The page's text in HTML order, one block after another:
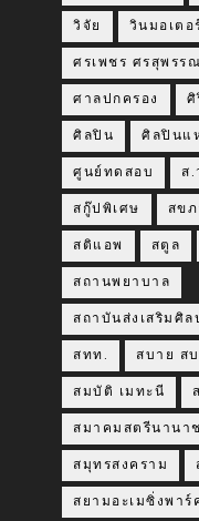
วิจัย วินมอเตอ
ศรเพชร ศรสุพรรณ
ศาลปกครอง ศิ
ศิลปิน ศิลปินแ
ศูนย์ทดสอบ ส.
สกู๊ปพิเศษ สขภ
สติแอพ สตูล
สถานพยาบาล
สถาบันส่งเสริมศิ
สทท. สบาย ส
สมบัติ เมทะนี
สมาคมสตรีนานา
สมุทรสงคราม
สยามอะเมซิ่งพาร์